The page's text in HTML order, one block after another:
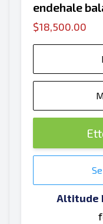
endehale
$18,500.00
Altitude